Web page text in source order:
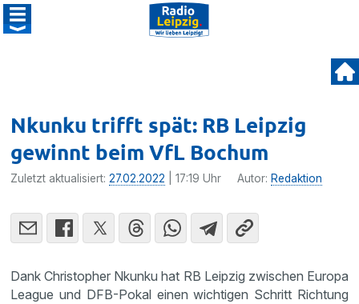
Nkunku trifft spät: RB Leipzig
gewinnt beim VfL Bochum
Zuletzt aktualisiert:27.02.2022 | 17:19 Uhr Autor: Redaktion
Dank Christopher Nkunku hat RB Leipzig zwischen Europa
League und DFB-Pokal einen wichtigen Schritt Richtung